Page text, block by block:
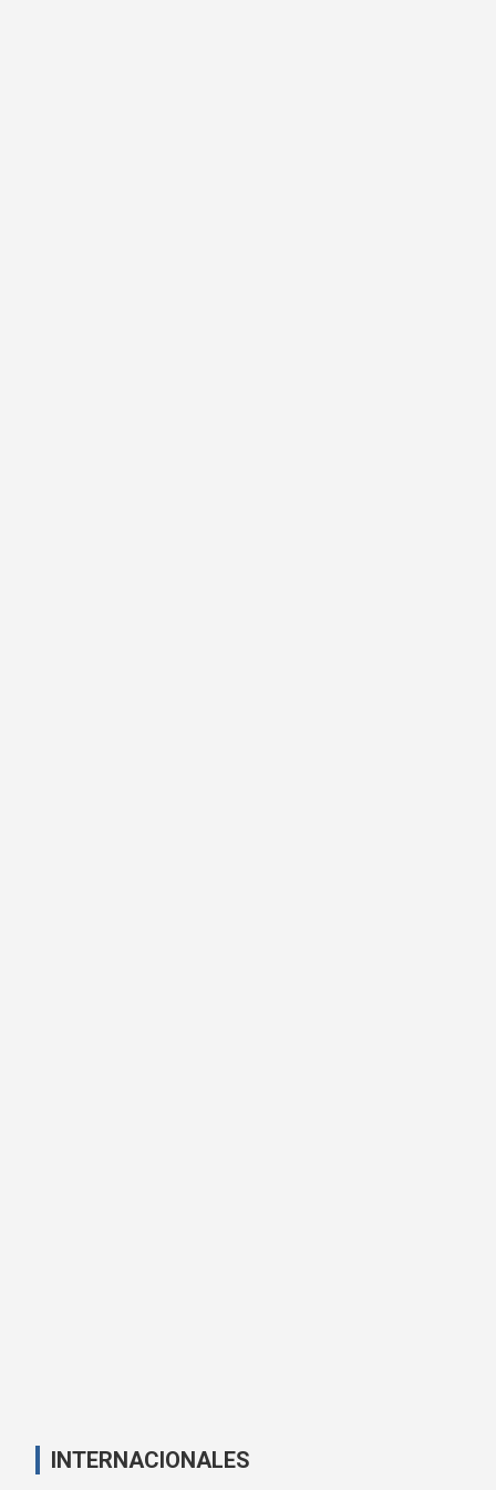
INTERNACIONALES